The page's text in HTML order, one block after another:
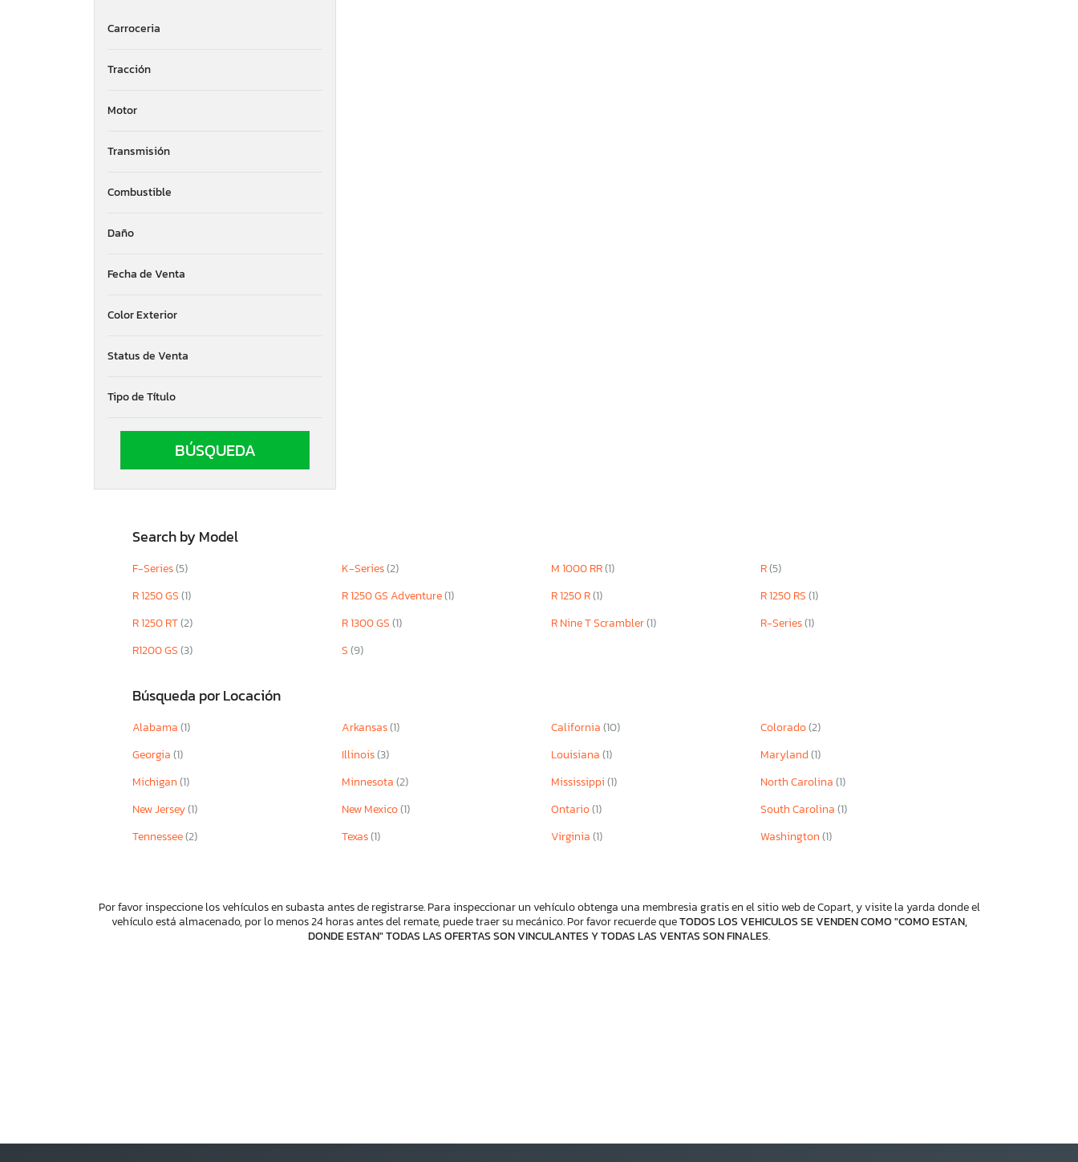
Carroceria
Tracción
Motor
Transmisión
Combustible
Daño
Fecha de Venta
Color Exterior
Status de Venta
Tipo de Título
Search by Model
F-Series(5) K-Series(2) M 1000 RR(1) R(5)
R 1250 GS(1) R 1250 GS Adventure(1) R 1250 R(1) R 1250 RS(1)
R 1250 RT(2) R 1300 GS(1) R Nine T Scrambler(1) R-Series(1)
R1200 GS(3) S(9)
Búsqueda por Locación
Alabama(1) Arkansas(1) California(10) Colorado(2)
Georgia(1) Illinois(3) Louisiana(1) Maryland(1)
Michigan(1) Minnesota(2) Mississippi(1) North Carolina(1)
New Jersey(1) New Mexico(1) Ontario(1) South Carolina(1)
Tennessee(2) Texas(1) Virginia(1) Washington(1)
Por favor inspeccione los vehículos en subasta antes de registrarse. Para inspeccionar un vehículo obtenga una membresia gratis en el sitio web de Copart, y visite la yarda donde el
vehículo está almacenado, por lo menos 24 horas antes del remate, puede traer su mecánico. Por favor recuerde queTODOS LOS VEHICULOS SE VENDEN COMO "COMO ESTAN,
DONDE ESTAN" TODAS LAS OFERTAS SON VINCULANTES Y TODAS LAS VENTAS SON FINALES.